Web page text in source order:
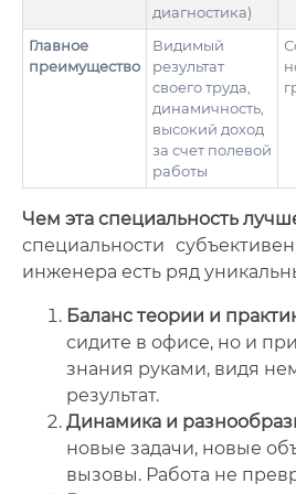
диагностика)
Главное
преимущество
Видимый
результат
своего труда,
динамичность,
высокий доход
за счет полевой
работы
Чем эта специальность
специальности
инженера есть ряд
Баланс теории и
сидите в офисе, но и
знания руками, видя
результат.
Динамика и
новые задачи, новые
вызовы. Работа не